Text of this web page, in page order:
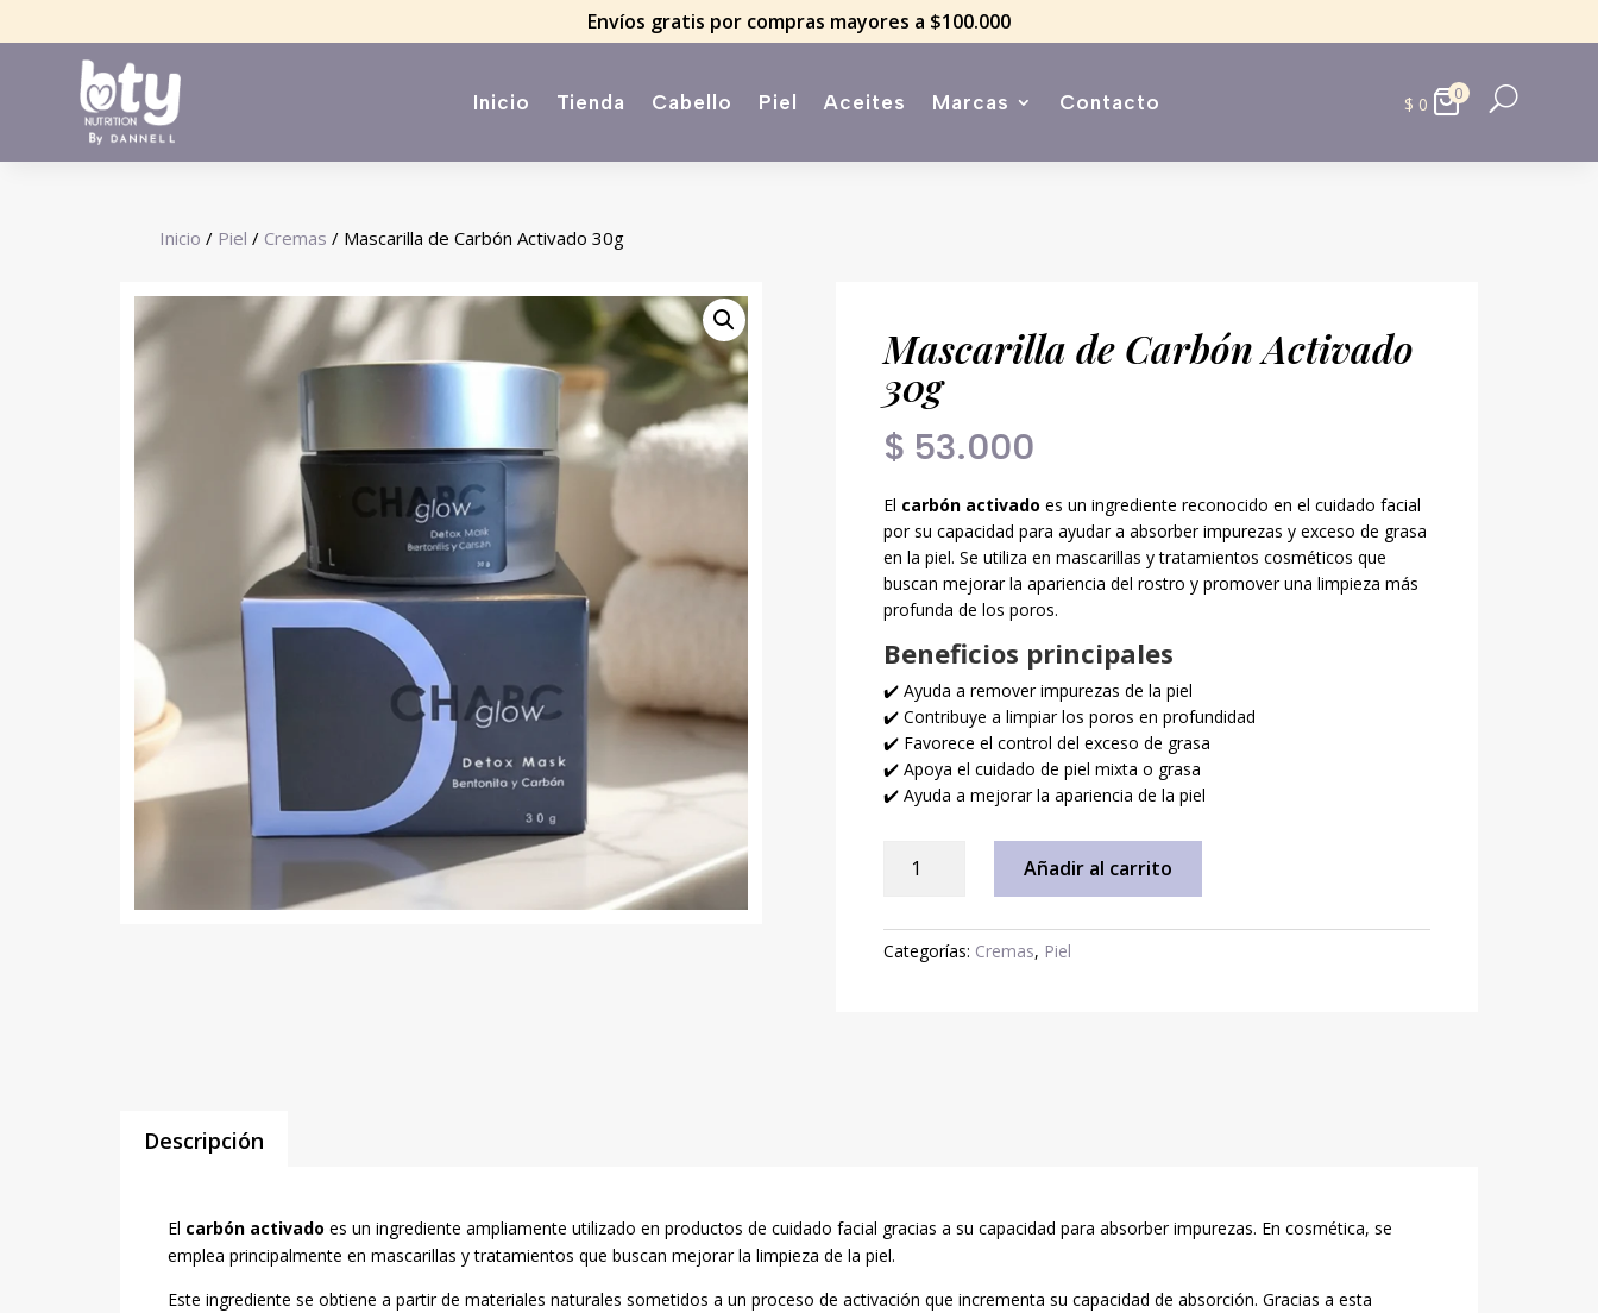
Envíos gratis por compras mayores a $100.000
Inicio Tienda Cabello Piel Aceites Marcas Contacto $ 0 0 U
Inicio / Piel / Cremas / Mascarilla de Carbón Activado 30g
Mascarilla de Carbón Activado
30g
$ 53.000
El carbón activadoes un ingrediente reconocido en el cuidado facial
por su capacidad para ayudar a absorber impurezas y exceso de grasa
en la piel. Se utiliza en mascarillas y tratamientos cosméticos que
buscan mejorar la apariencia del rostro y promover una limpieza más
profunda de los poros.
Beneficios principales
✔️ Ayuda a remover impurezas de la piel
✔️ Contribuye a limpiar los poros en profundidad
✔️ Favorece el control del exceso de grasa
✔️ Apoya el cuidado de piel mixta o grasa
✔️ Ayuda a mejorar la apariencia de la piel
Activado
30g
Añadir al carrito
Categorías: Cremas, Piel
Descripción
El carbón activado es un ingrediente ampliamente utilizado en productos de cuidado facial gracias a su capacidad para absorber impurezas. En cosmética, se
emplea principalmente en mascarillas y tratamientos que buscan mejorar la limpieza de la piel.
Este ingrediente se obtiene a partir de materiales naturales sometidos a un proceso de activación que incrementa su capacidad de absorción. Gracias a esta